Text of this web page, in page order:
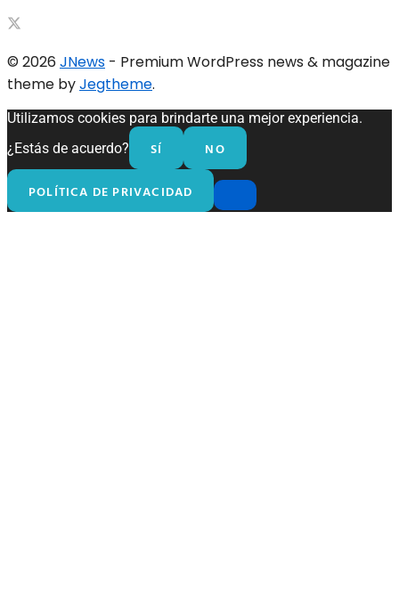
© 2026 JNews - Premium WordPress news & magazine
theme byJegtheme.
Utilizamos cookies para brindarte una mejor experiencia.
¿Estás de acuerdo?
SÍ NO
POLÍTICA DE PRIVACIDAD